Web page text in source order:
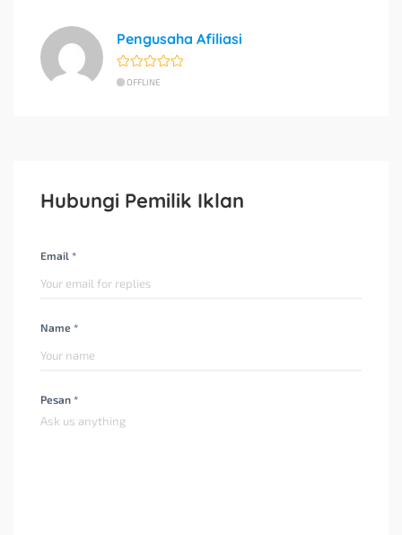
Pengusaha Afiliasi
OFFLINE
Hubungi Pemilik Iklan
Email *
Name *
Pesan *